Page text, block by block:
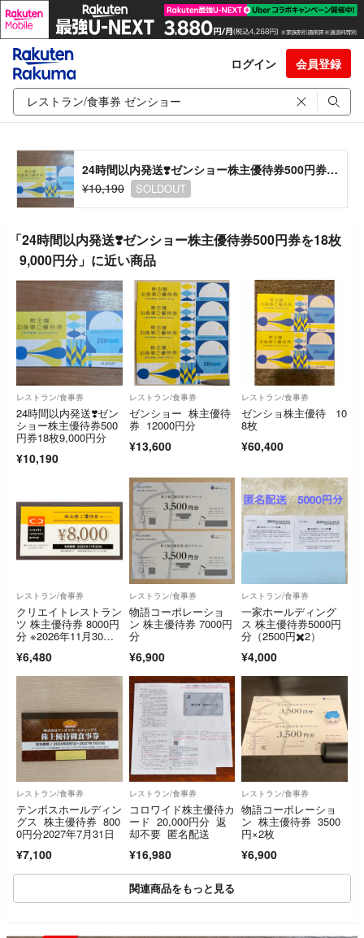
ログイン 会員登録
24時間以内発送❣️ゼンショー株主優待券500円券を18枚9,000円分
¥10,190
SOLDOUT
「24時間以内発送❣️ゼンショー株主優待券500円券を18枚
9,000円分」に近い商品
レストラン/食事券
24時間以内発送❣️ゼン
ショー株主優待券500
円券18枚9,000円分
¥10,190
レストラン/食事券
ゼンショー 株主優待
券 12000円分
¥13,600
レストラン/食事券
ゼンショ株主優待 10
8枚
¥60,400
レストラン/食事券
クリエイトレストラン
ツ 株主優待券 8000円
分 ※2026年11月30日
¥6,480
レストラン/食事券
物語コーポレーショ
ン 株主優待券 7000円
分
¥6,900
レストラン/食事券
一家ホールディング
ス 株主優待券5000円
分（2500円✖️2）
¥4,000
レストラン/食事券
テンポスホールディン
グス 株主優待券 800
0円分2027年7月31日
¥7,100
レストラン/食事券
コロワイド株主優待カ
ード 20,000円分 返
却不要 匿名配送
¥16,980
レストラン/食事券
物語コーポレーショ
ン 株主優待券 3500
円×2枚
¥6,900
関連商品をもっと見る